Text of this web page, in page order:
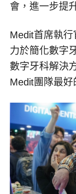
會，進一步提
Medit首席執
力於簡化數字
數字牙科解決
Medit團隊最好